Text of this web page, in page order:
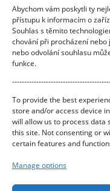
Abychom vám poskytli ty
přístupu k informacím o
Souhlas s těmito
chování při procházení
nebo odvolání souhlasu
funkce.
To provide the best
store and/or access device
will allow us to process data
this site. Not consenting or
certain features and
Manage options
Václav Slivanský
Elisabeth Möst
Martina Bernášková
Johanna C. Pennington
Pavel Tylšar
Miloslav Tengler
Sancho Sánchez Gil
Tereza Novotná